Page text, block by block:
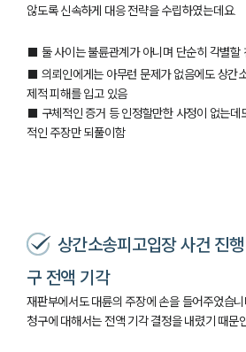
않도록 신속하게 대응 전략을 수립하였는데요.
■ 둘 사이는 불륜관계가 아니며 단순히 각별할
■ 의뢰인에게는 아무런 문제가 없음에도 상간
제적 피해를 입고 있음
■ 구체적인 증거 등 인정할만한 사정이 없는데
적인 주장만 되풀이함
상간소송피고입장 사건 진
구 전액 기각
재판부에서도 대륜의 주장에 손을 들어주었습
청구에 대해서는 전액 기각 결정을 내렸기 때문